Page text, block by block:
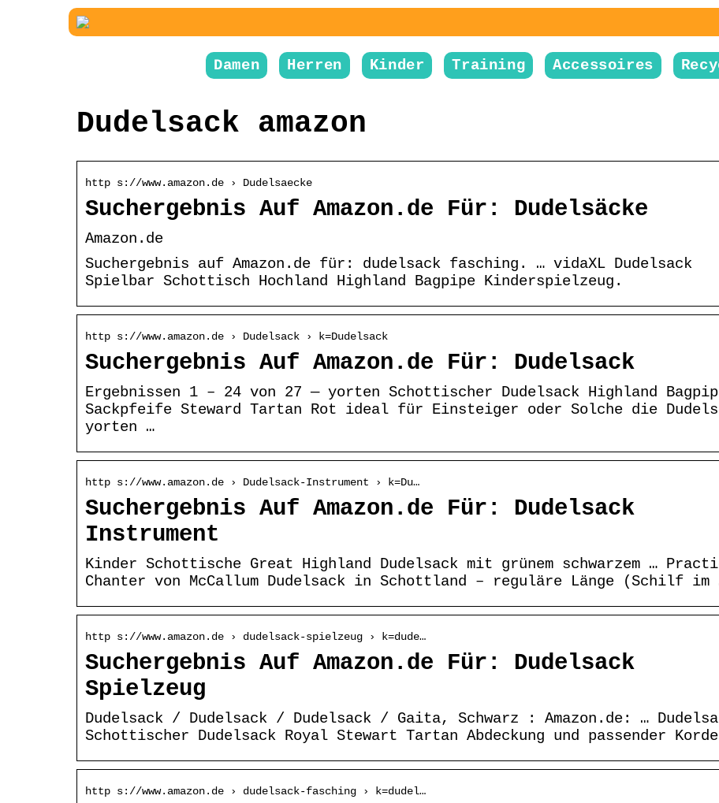
Damen Herren Kinder Training Accessoires
Dudelsack amazon
http s://www.amazon.de › Dudelsaecke
Suchergebnis Auf Amazon.de Für: Dudelsäcke
Amazon.de
Suchergebnis auf Amazon.de für: dudelsack fasching. … vidaXL Dudelsack
Spielbar Schottisch Hochland Highland Bagpipe Kinderspielzeug.
http s://www.amazon.de › Dudelsack › k=Dudelsack
Suchergebnis Auf Amazon.de Für: Dudelsack
Ergebnissen 1 – 24 von 27 — yorten Schottischer Dudelsack Highland
Sackpfeife Steward Tartan Rot ideal für Einsteiger oder Solche die
yorten …
http s://www.amazon.de › Dudelsack-Instrument › k=Du…
Suchergebnis Auf Amazon.de Für: Dudelsack
Instrument
Kinder Schottische Great Highland Dudelsack mit grünem schwarzem …
Chanter von McCallum Dudelsack in Schottland – reguläre Länge (Schilf im
http s://www.amazon.de › dudelsack-spielzeug › k=dude…
Suchergebnis Auf Amazon.de Für: Dudelsack
Spielzeug
Dudelsack / Dudelsack / Dudelsack / Gaita, Schwarz : Amazon.de: …
Schottischer Dudelsack Royal Stewart Tartan Abdeckung und passender
http s://www.amazon.de › dudelsack-fasching › k=dudel…